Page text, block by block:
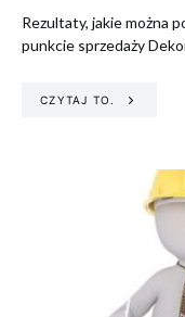
Rezultaty, jakie można
punkcie sprzedaży
CZYTAJ TO.